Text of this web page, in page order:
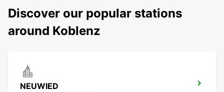
Discover our popular stations
around Koblenz
NEUWIED